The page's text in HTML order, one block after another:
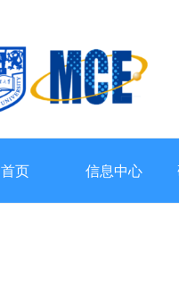
首页 信息中心